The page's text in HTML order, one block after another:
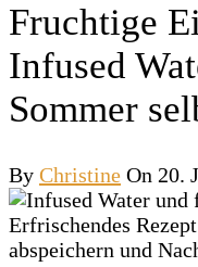
Fruchtige
Infused
Sommer
By Christine On 20.